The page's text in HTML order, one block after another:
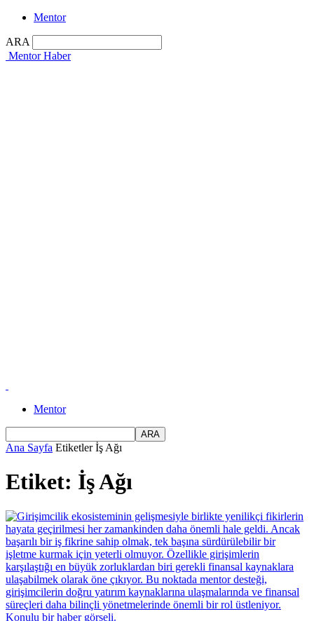
Mentor
ARA
Mentor Haber
Mentor
Ana Sayfa Etiketler İş Ağı
Etiket: İş Ağı